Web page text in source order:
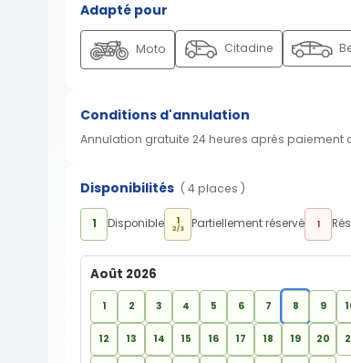
Adapté pour
Moto Citadine
Conditions d'annulation
Annulation gratuite 24 heures après
Disponibilités ( 4 places )
1 Disponible 1
2/3 Partiellement réservé 1
Août 2026
1 2 3 4 5 6 7 8 9
12 13 14 15 16 17 18 19 20